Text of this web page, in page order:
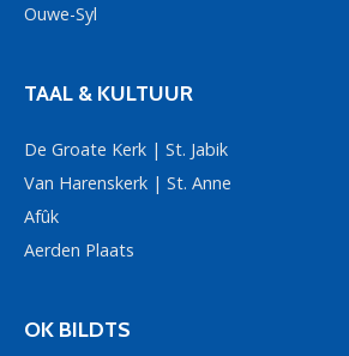
Ouwe-Syl
TAAL & KULTUUR
De Groate Kerk | St. Jabik
Van Harenskerk | St. Anne
Afûk
Aerden Plaats
OK BILDTS